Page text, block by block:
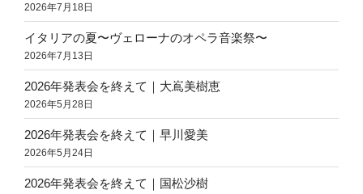
2026年7月18日
イタリアの夏〜ヴェローナのオペラ音楽祭〜
2026年7月13日
2026年発表会を終えて｜大嶌美樹恵
2026年5月28日
2026年発表会を終えて｜早川愛美
2026年5月24日
2026年発表会を終えて｜国松沙樹